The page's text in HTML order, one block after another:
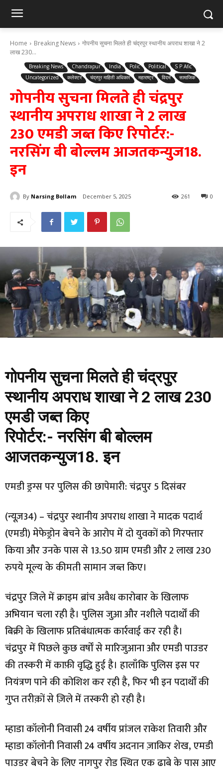
Home Breaking News
गोपनीय सुचना मिलते ही चंद्रपुर स्थानीय अपराध शाखा ने 2
लाख 230...
Breaking News Chandrapur India Polic Political
S P Afic
Uncategorized
कलेक्टर चंद्रपुर माहिती अधिकार महाराष्ट्र विदर्भ सामाजिक
गोपनीय सुचना मिलते ही चंद्रपुर
स्थानीय अपराध शाखा ने 2 लाख
230 एमडी जब्त किए रिपोर्टर:-
नरसिंग बी बोल्लम आजतकन्युज18.
इन
By Narsing Bollam December 5, 2025 0
261
गोपनीय सुचना मिलते ही चंद्रपुर
स्थानीय अपराध शाखा ने 2 लाख 230
एमडी जब्त किए
रिपोर्टर:- नरसिंग बी बोल्लम
आजतकन्युज18. इन
एमडी ड्रग्स पर पुलिस की छापेमारी: चंद्रपुर 5 दिसंबर
(न्यूज़34) – चंद्रपुर स्थानीय अपराध शाखा ने मादक पदार्थ
(एमडी) मेफेड्रोन बेचने के आरोप में दो युवकों को गिरफ्तार
किया और उनके पास से 13.50 ग्राम एमडी और 2 लाख 230
रुपये मूल्य के कीमती सामान जब्त किए।
चंद्रपुर जिले में क्राइम ब्रांच अवैध कारोबार के खिलाफ
अभियान चला रही है। पुलिस जुआ और नशीले पदार्थों की
बिक्री के खिलाफ प्रतिबंधात्मक कार्रवाई कर रही है।
चंद्रपुर में पिछले कुछ वर्षों से मारिजुआना और एमडी पाउडर
की तस्करी में काफ़ी वृद्धि हुई है। हालाँकि पुलिस इस पर
नियंत्रण पाने की कोशिश कर रही है, फिर भी इन पदार्थों की
गुप्त तरीक़ों से ज़िले में तस्करी हो रही है।
म्हाडा कॉलोनी निवासी 24 वर्षीय प्रांजल राकेश तिवारी और
म्हाडा कॉलोनी निवासी 24 वर्षीय अदनान ज़ाकिर शेख, एमडी
पाउडर बेचने के लिए नागपुर रोड स्थित एक ढाबे के पास आए